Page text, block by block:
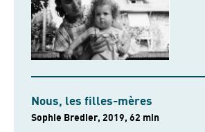
Nous, les filles-mères
Sophie Bredier, 2019, 62 min